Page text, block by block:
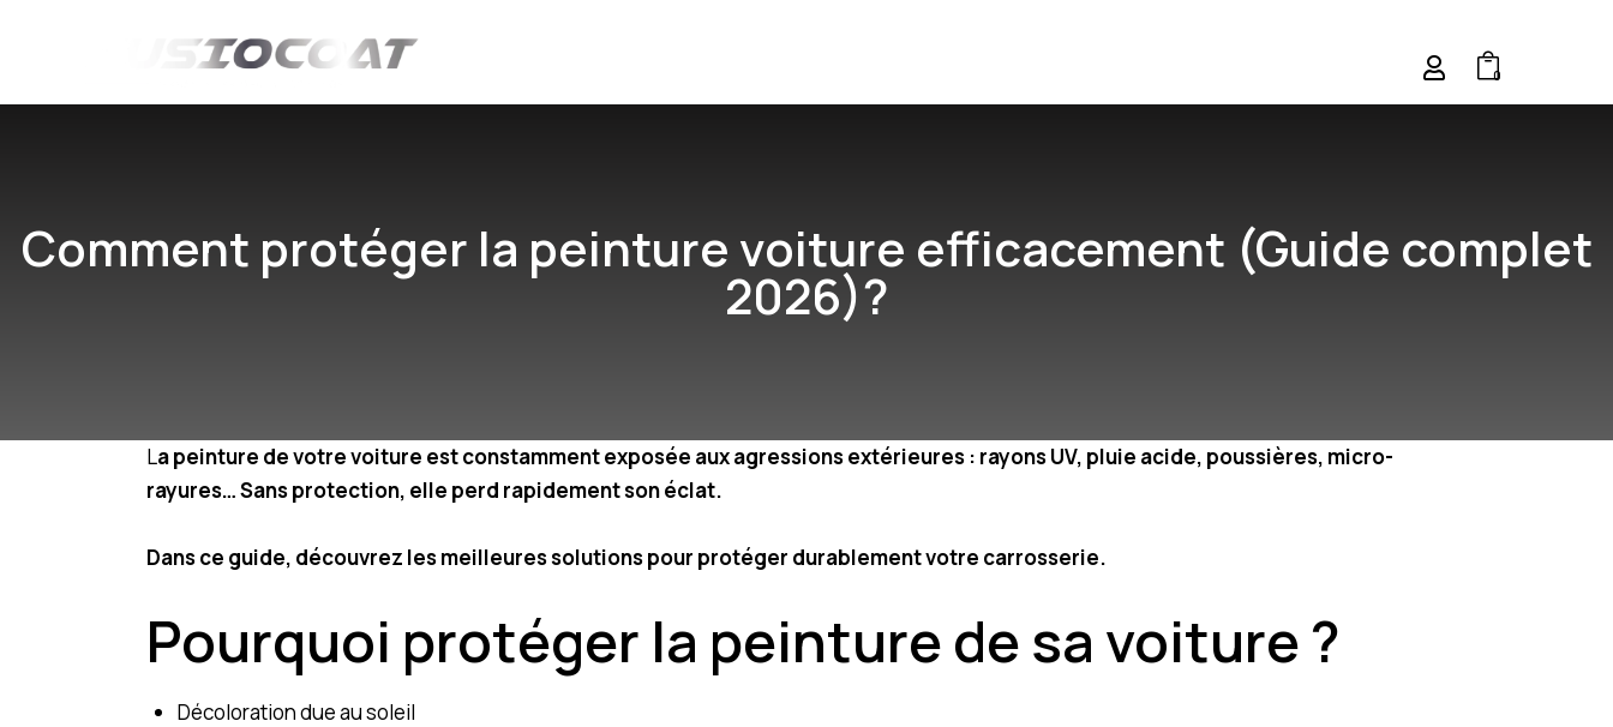
0
Comment protéger la peinture voiture efficacement (Guide complet
2026)?
La peinture de votre voiture est constamment exposée aux agressions extérieures : rayons UV, pluie acide, poussières, micro-
rayures… Sans protection, elle perd rapidement son éclat.
Dans ce guide, découvrez les meilleures solutions pour protéger durablement votre carrosserie.
Pourquoi protéger la peinture de sa voiture ?
Décoloration due au soleil